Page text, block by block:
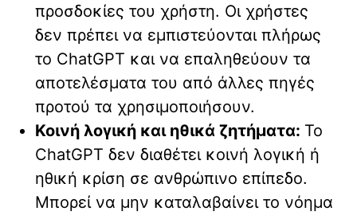
προσδοκίες του χρήστη. Οι χρήστες
δεν πρέπει να εμπιστεύονται πλήρως
το ChatGPT και να επαληθεύουν τα
αποτελέσματα του από άλλες πηγές
προτού τα χρησιμοποιήσουν.
Κοινή λογική και ηθικά ζητήματα: Το
ChatGPT δεν διαθέτει κοινή λογική ή
ηθική κρίση σε ανθρώπινο επίπεδο.
Μπορεί να μην καταλαβαίνει το νόημα